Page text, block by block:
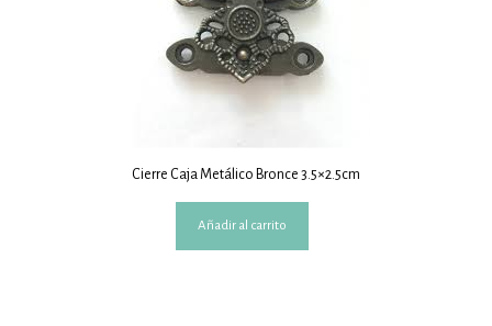
Cierre Caja Metálico Bronce 3.5×2.5cm
Añadir al carrito